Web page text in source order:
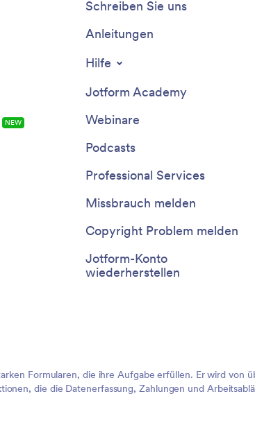
NEU
Schreiben Sie uns
Anleitungen
Hilfe
Jotform Academy
Webinare
Podcasts
Professional Services
Missbrauch melden
Copyright Problem melden
Jotform-Konto
wiederherstellen
Formularen, die ihre Aufgabe erfüllen. Er wird
die die Datenerfassung, Zahlungen und